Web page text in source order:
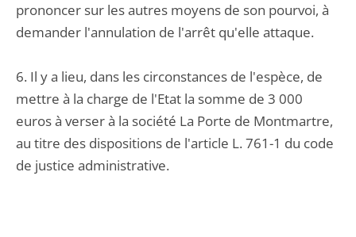
prononcer sur les autres moyens de son pourvoi, à
demander l'annulation de l'arrêt qu'elle attaque.
6. Il y a lieu, dans les circonstances de l'espèce, de
mettre à la charge de l'Etat la somme de 3 000
euros à verser à la société La Porte de Montmartre,
au titre des dispositions de l'article L. 761-1 du code
de justice administrative.